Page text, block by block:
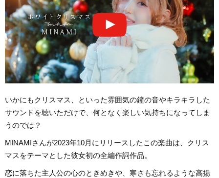
いかにもクリスマス、といった雰囲気の鐘の音やキラキラした
サウンドを聴いただけで、何となく楽しい気持ちになってしま
うのでは？
MINAMIさんが2023年10月にリリースしたこの楽曲は、クリス
マスをテーマとした彼女初の全編作詞作品。
恋に落ちた主人公の心のときめきや、寒さも忘れるような高揚